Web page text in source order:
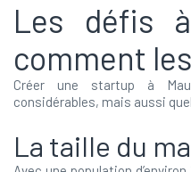
Les défis
comment
Créer une startup à
considérables, mais aussi
La taille du